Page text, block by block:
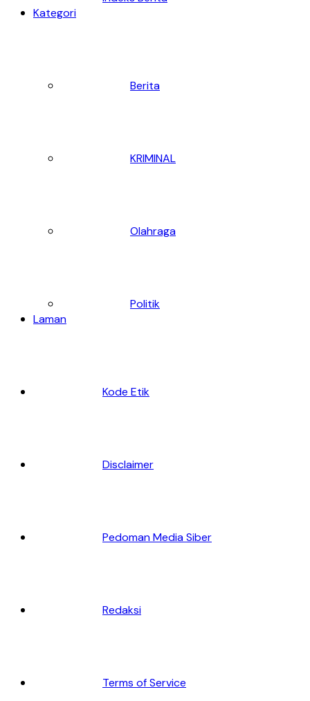
Kategori
Berita
KRIMINAL
Olahraga
Politik
Laman
Kode Etik
Disclaimer
Pedoman Media Siber
Redaksi
Terms of Service